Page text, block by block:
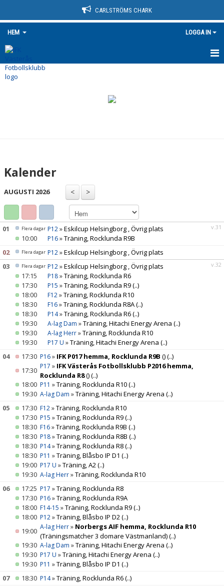
CARLSTRÖMS CHARK
HEM LOGGA IN
HEM
VÅRA LAG/TRÄNARE
FOTBOLLSLEKIS 2026
WEBSHOP
NY I IFK VÄSTERÅS FK
Kalender
AUGUSTI 2026
v.31
01 Flera dagar P12»Eskilcup Helsingborg , Övrig plats
10:00
P16»Träning, Rocklunda R9B
02
Flera dagar P12»Eskilcup Helsingborg , Övrig plats
v.32
03 Flera dagar P12»Eskilcup Helsingborg , Övrig plats
17:15
P18»Träning, Rocklunda R6
17:30
P15 »Träning, Rocklunda R9(..)
18:00
F12»Träning, Rocklunda R10
18:30
F16»Träning, Rocklunda R8A(..)
18:30
P14»Träning, Rocklunda R6(..)
19:30
A-lag Dam »Träning, Hitachi Energy Arena (..)
19:30
A-lag Herr»Träning, Rocklunda R10
19:30
P17 U »Träning, Hitachi Energy Arena (..)
04
17:30 P16» IFK P017 hemma, Rocklunda R9B ()(..)
17:30 P17 » IFK Västerås Fotbollsklubb P2016 hemma,
Rocklunda R8()(..)
18:00 P11 »Träning, Rocklunda R10(..)
19:30 A-lag Dam »Träning, Hitachi Energy Arena (..)
05
17:30 F12»Träning, Rocklunda R10
17:30 P15 »Träning, Rocklunda R9(..)
18:30 F16»Träning, Rocklunda R9B (..)
18:30 P18»Träning, Rocklunda R8B (..)
18:30 P14»Träning, Rocklunda R8(..)
18:30 P11 »Träning, Blåsbo IP D1 (..)
19:00 P17 U »Träning, A2(..)
19:30 A-lag Herr»Träning, Rocklunda R10
06
17:25 P17 »Träning, Rocklunda R8
17:30 P16»Träning, Rocklunda R9A
18:00 F14-15 »Träning, Rocklunda R9(..)
18:00 P12»Träning, Blåsbo IP D2(..)
19:00 A-lag Herr» Norbergs AIF hemma, Rocklunda R10
(Träningsmatcher 3 domare Västmanland)(..)
19:30 A-lag Dam »Träning, Hitachi Energy Arena (..)
19:30 P17 U »Träning, Hitachi Energy Arena (..)
19:30 P11 »Träning, Blåsbo IP D1 (..)
07
18:30 P14»Träning, Rocklunda R6(..)